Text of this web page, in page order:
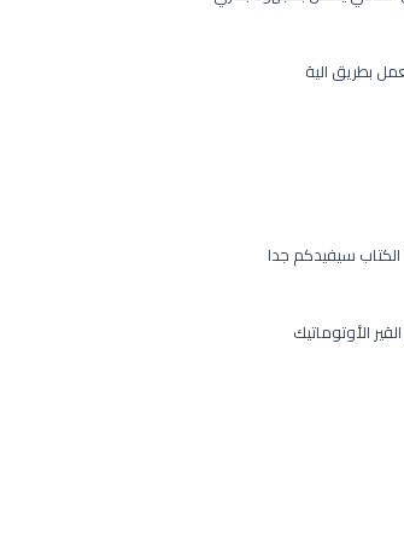
بطريق الية
سيفيدكم جدا